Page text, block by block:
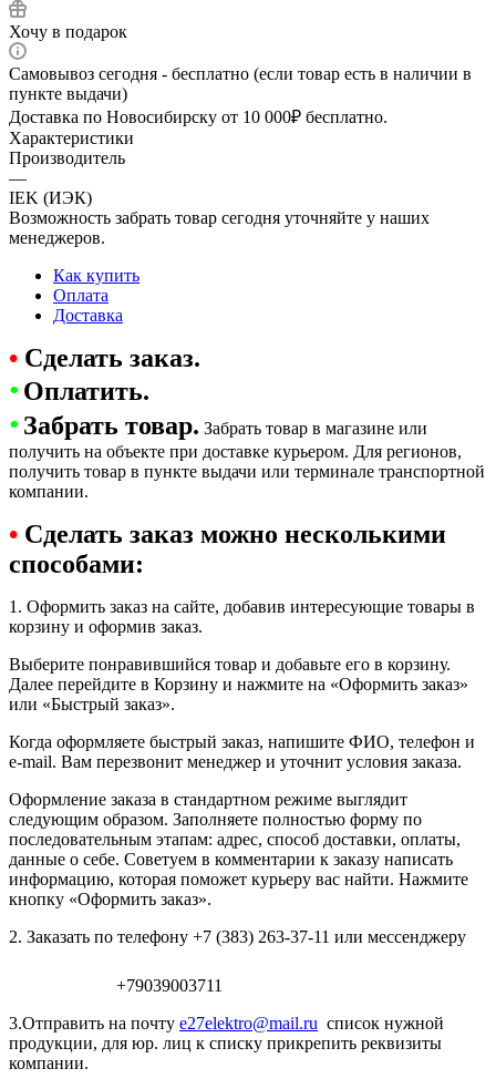
Хочу в подарок
Самовывоз сегодня - бесплатно (если товар есть в наличии в
пункте выдачи)
Доставка по Новосибирску от 10 000₽ бесплатно.
Характеристики
Производитель
—
IEK (ИЭК)
Возможность забрать товар сегодня уточняйте у наших
менеджеров.
Как купить
Оплата
Доставка
• Сделать заказ.
• Оплатить.
• Забрать товар. Забрать товар в магазине или
получить на объекте при доставке курьером. Для регионов,
получить товар в пункте выдачи или терминале транспортной
компании.
• Сделать заказ можно несколькими
способами:
1. Оформить заказ на сайте, добавив интересующие товары в
корзину и оформив заказ.
Выберите понравившийся товар и добавьте его в корзину.
Далее перейдите в Корзину и нажмите на «Оформить заказ»
или «Быстрый заказ».
Когда оформляете быстрый заказ, напишите ФИО, телефон и
e-mail. Вам перезвонит менеджер и уточнит условия заказа.
Оформление заказа в стандартном режиме выглядит
следующим образом. Заполняете полностью форму по
последовательным этапам: адрес, способ доставки, оплаты,
данные о себе. Советуем в комментарии к заказу написать
информацию, которая поможет курьеру вас найти. Нажмите
кнопку «Оформить заказ».
2. Заказать по телефону +7 (383) 263-37-11 или мессенджеру
+79039003711
3.Отправить на почту e27elektro@mail.ru список нужной
продукции, для юр. лиц к списку прикрепить реквизиты
компании.